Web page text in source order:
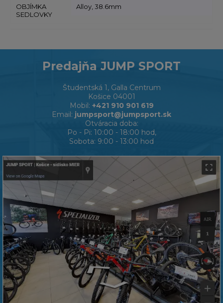
OBJÍMKA
SEDLOVKY
Alloy, 38.6mm
Predajňa JUMP SPORT
Študentská 1, Galla Centrum
Košice 04001
Mobil: +421 910 901 619
Email: jumpsport@jumpsport.sk
Otváracia doba:
Po - Pi: 10:00 - 18:00 hod,
Sobota: 9:00 - 13:00 hod